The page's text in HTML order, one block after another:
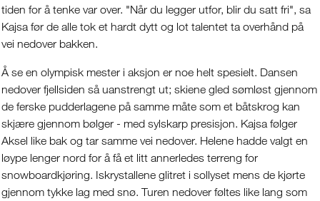
tiden for å tenke var over. "Når du legger utfor, blir du satt fri", sa
Kajsa før de alle tok et hardt dytt og lot talentet ta overhånd på
vei nedover bakken.
Å se en olympisk mester i aksjon er noe helt spesielt. Dansen
nedover fjellsiden så uanstrengt ut; skiene gled sømløst gjennom
de ferske pudderlagene på samme måte som et båtskrog kan
skjære gjennom bølger - med sylskarp presisjon. Kajsa følger
Aksel like bak og tar samme vei nedover. Helene hadde valgt en
løype lenger nord for å få et litt annerledes terreng for
snowboardkjøring. Iskrystallene glitret i sollyset mens de kjørte
gjennom tykke lag med snø. Turen nedover føltes like lang som